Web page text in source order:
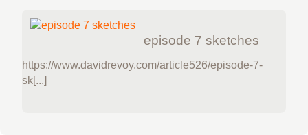
episode 7 sketches
https://www.davidrevoy.com/article526/episode-7-
sk[...]